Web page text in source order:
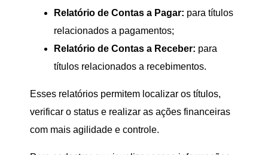
Relatório de Contas a Pagar: para títulos
relacionados a pagamentos;
Relatório de Contas a Receber: para
títulos relacionados a recebimentos.
Esses relatórios permitem localizar os títulos,
verificar o status e realizar as ações financeiras
com mais agilidade e controle.